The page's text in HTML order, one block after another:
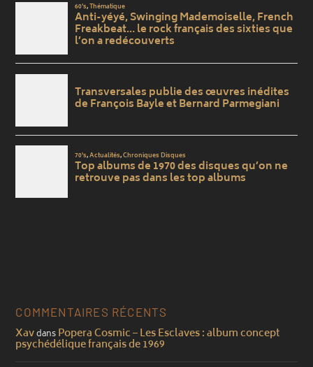
COMMENTAIRES RÉCENTS
XavdansPopera Cosmic – Les Esclaves : album concept
psychédélique français de 1969